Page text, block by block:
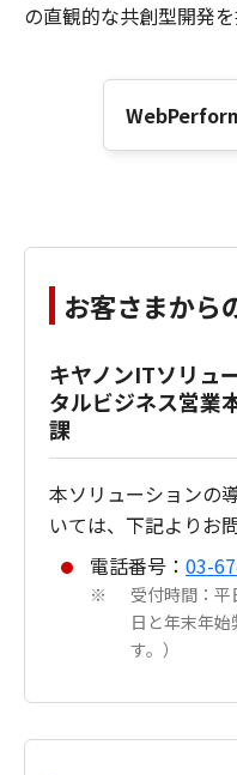
の直観的な共創型開発を
お客さまから
キヤノンITソリュ
タルビジネス営業
課
本ソリューションの
いては、下記よりお
電話番号： 03-
※
受付時間：
日と年末年
す。）